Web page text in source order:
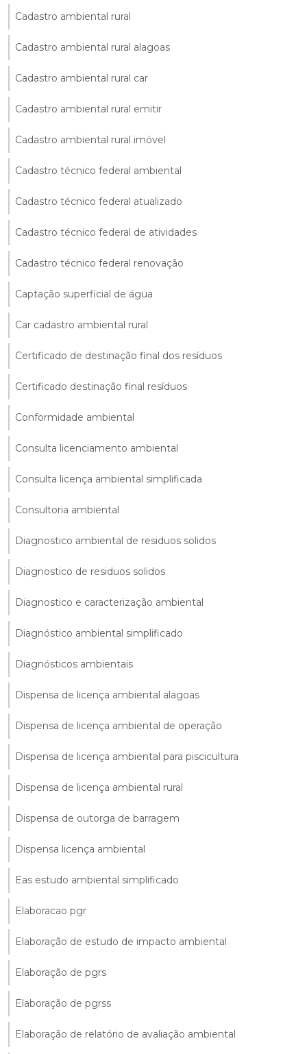
Cadastro ambiental rural
Cadastro ambiental rural alagoas
Cadastro ambiental rural car
Cadastro ambiental rural emitir
Cadastro ambiental rural imóvel
Cadastro técnico federal ambiental
Cadastro técnico federal atualizado
Cadastro técnico federal de atividades
Cadastro técnico federal renovação
Captação superficial de água
Car cadastro ambiental rural
Certificado de destinação final dos resíduos
Certificado destinação final resíduos
Conformidade ambiental
Consulta licenciamento ambiental
Consulta licença ambiental simplificada
Consultoria ambiental
Diagnostico ambiental de residuos solidos
Diagnostico de residuos solidos
Diagnostico e caracterização ambiental
Diagnóstico ambiental simplificado
Diagnósticos ambientais
Dispensa de licença ambiental alagoas
Dispensa de licença ambiental de operação
Dispensa de licença ambiental para piscicultura
Dispensa de licença ambiental rural
Dispensa de outorga de barragem
Dispensa licença ambiental
Eas estudo ambiental simplificado
Elaboracao pgr
Elaboração de estudo de impacto ambiental
Elaboração de pgrs
Elaboração de pgrss
Elaboração de relatório de avaliação ambiental